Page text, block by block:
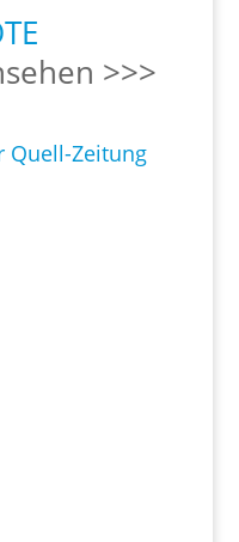
>>>
Quell-Zeitung